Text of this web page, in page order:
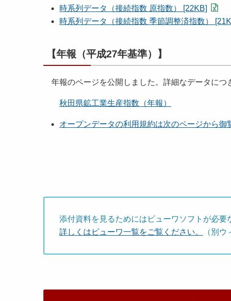
時系列データ（接続指数 原指数） [22KB]
時系列データ（接続指数 季節調整済指数）
【年報（平成27年基準）】
年報のページを公開しました。詳細なデータにつ
秋田県鉱工業生産指数（年報）
オープンデータの利用規約は次のページから御
添付資料を見るためにはビューワソフトが必要
詳しくはビューワ一覧をご覧ください。
（別